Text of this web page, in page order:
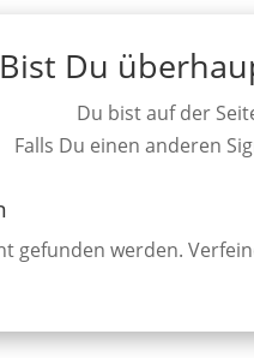
Bist Du
Du bist auf der
Falls Du einen anderen
gefunden werden.